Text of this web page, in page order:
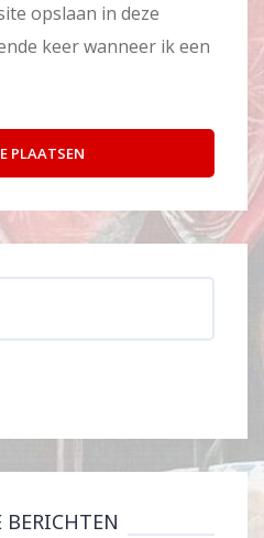
opslaan in deze
keer wanneer ik een
BERICHTEN